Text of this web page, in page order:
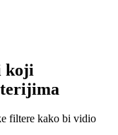
koji
filtere kako bi vidio